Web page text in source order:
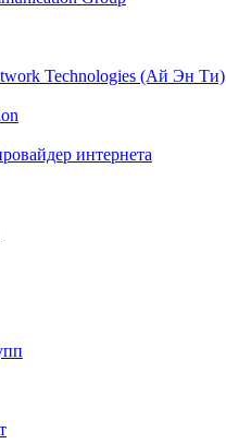
Technologies (Ай Эн Ти)
интернета